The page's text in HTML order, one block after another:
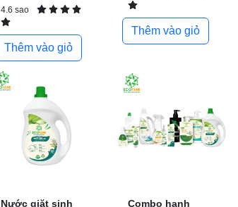
4.6 sao
Thêm vào giỏ
Thêm vào giỏ
Nước giặt sinh
Combo hạnh